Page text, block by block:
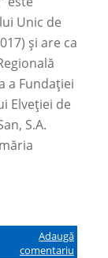
Unic de
și are ca
a Fundației
Elveției de
S.A.
Adaugă
comentariu